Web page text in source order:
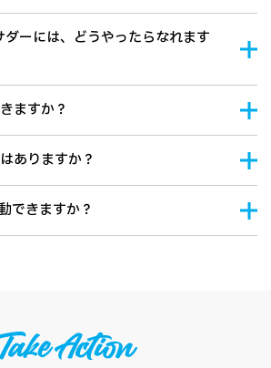
ーには、どうやったらなれます
ますか？
ありますか？
できますか？